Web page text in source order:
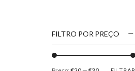
FILTRO POR PREÇO